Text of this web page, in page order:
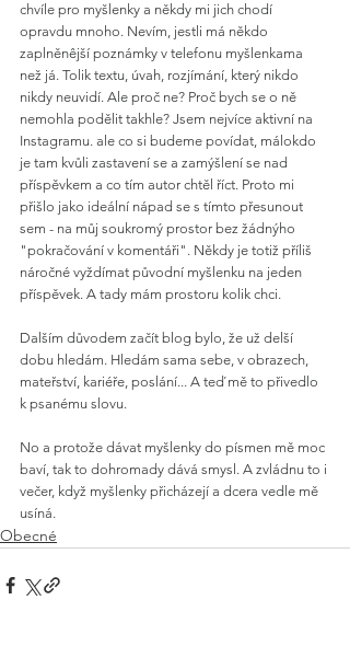
chvíle pro myšlenky a někdy mi jich chodí
opravdu mnoho. Nevím, jestli má někdo
zaplněnêjší poznámky v telefonu myšlenkama
než já. Tolik textu, úvah, rozjímání, který nikdo
nikdy neuvidí. Ale proč ne? Proč bych se o ně
nemohla podělit takhle? Jsem nejvíce aktivní na
Instagramu. ale co si budeme povídat, málokdo
je tam kvůli zastavení se a zamýšlení se nad
příspěvkem a co tím autor chtěl říct. Proto mi
přišlo jako ideální nápad se s tímto přesunout
sem - na můj soukromý prostor bez žádnýho
"pokračování v komentáři". Někdy je totiž příliš
náročné vyždímat původní myšlenku na jeden
příspěvek. A tady mám prostoru kolik chci.
Dalším důvodem začít blog bylo, že už delší
dobu hledám. Hledám sama sebe, v obrazech,
mateřství, kariéře, poslání... A teď mě to přivedlo
k psanému slovu.
No a protože dávat myšlenky do písmen mě moc
baví, tak to dohromady dává smysl. A zvládnu to i
večer, když myšlenky přicházejí a dcera vedle mě
usíná.
Obecné